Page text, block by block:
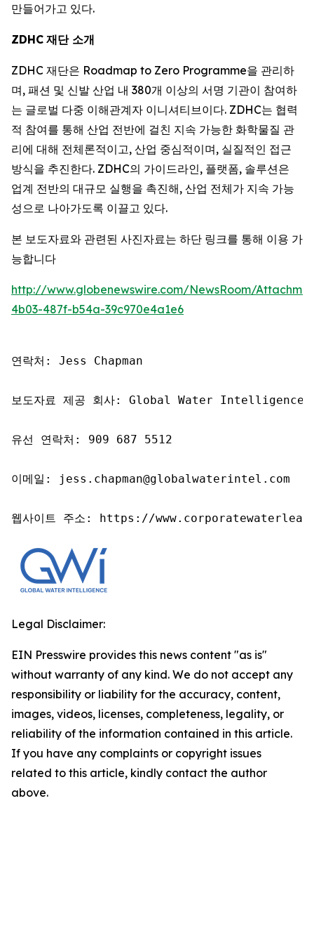
만들어가고 있다.
ZDHC 재단 소개
ZDHC 재단은 Roadmap to Zero Programme을 관리하
며, 패션 및 신발 산업 내 380개 이상의 서명 기관이 참여하
는 글로벌 다중 이해관계자 이니셔티브이다. ZDHC는 협력
적 참여를 통해 산업 전반에 걸친 지속 가능한 화학물질 관
리에 대해 전체론적이고, 산업 중심적이며, 실질적인 접근
방식을 추진한다. ZDHC의 가이드라인, 플랫폼, 솔루션은
업계 전반의 대규모 실행을 촉진해, 산업 전체가 지속 가능
성으로 나아가도록 이끌고 있다.
본 보도자료와 관련된 사진자료는 하단 링크를 통해 이용 가
능합니다
http://www.globenewswire.com/NewsRoom/
4b03-487f-b54a-39c970e4a1e6
연락처: Jess Chapman
보도자료 제공 회사: Global Water Intelligence
유선 연락처: 909 687 5512
이메일: jess.chapman@globalwaterintel.com
웹사이트 주소: https://
Legal Disclaimer:
EIN Presswire provides this news content "as is"
without warranty of any kind. We do not accept any
responsibility or liability for the accuracy, content,
images, videos, licenses, completeness, legality, or
reliability of the information contained in this article.
If you have any complaints or copyright issues
related to this article, kindly contact the author
above.